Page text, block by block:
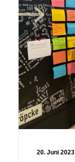
20. Juni 2023